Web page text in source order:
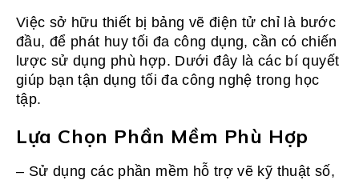
Việc sở hữu thiết bị bảng vẽ điện tử chỉ là bước
đầu, để phát huy tối đa công dụng, cần có chiến
lược sử dụng phù hợp. Dưới đây là các bí quyết
giúp bạn tận dụng tối đa công nghệ trong học
tập.
Lựa Chọn Phần Mềm Phù Hợp
– Sử dụng các phần mềm hỗ trợ vẽ kỹ thuật số,